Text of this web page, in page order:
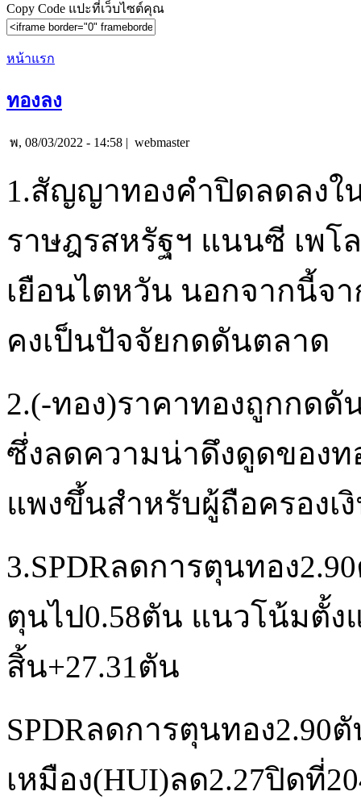
Copy Code แปะที่เว็บไซต์คุณ
หน้าแรก
ทองลง
พ, 08/03/2022 - 14:58 | webmaster
1.สัญญาทองคำปิดลดลงใ
ราษฎรสหรัฐฯ แนนซี เพโ
เยือนไตหวัน นอกจากนี้จ
คงเป็นปัจจัยกดดันตลาด
2.(-ทอง)ราคาทองถูกกด
ซึ่งลดความน่าดึงดูดของ
แพงขึ้นสำหรับผู้ถือครองเ
3.SPDRลดการตุนทอง
ตุนไป0.58ตัน แนวโน้มตั้
สิ้น+27.31ตัน
SPDRลดการตุนทอง2.90
เหมือง(HUI)ลด2.27ปิดที่